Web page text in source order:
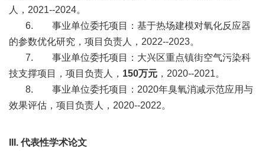
人， 2021--2024。
6.
事业单位委托项目：基于热场建模对氧化反应器
的参数优化研究，项目负责人， 2022--2023。
7.
事业单位委托项目：大兴区重点镇街空气污染科
技支撑项目，项目负责人， 150万元 ， 2020--2021。
8.
事业单位委托项目： 2020年臭氧消减示范应用与
效果评估，项目负责人， 2020--2022。
III. 代表性学术论文